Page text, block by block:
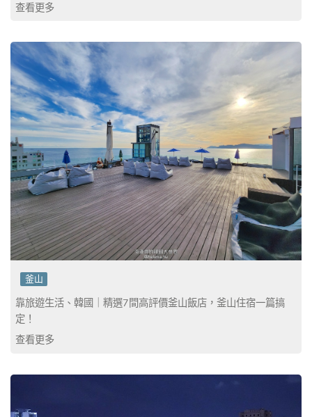
查看更多
釜山
靠旅遊生活、韓國｜精選7間高評價釜山飯店，釜山住宿一篇搞
定！
查看更多